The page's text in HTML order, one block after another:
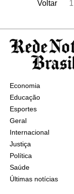
Voltar 1
Economia
Educação
Esportes
Geral
Internacional
Justiça
Política
Saúde
Últimas notícias